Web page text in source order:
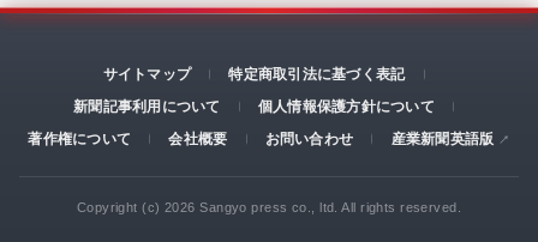
サイトマップ
特定商取引法に基づく表記
新聞記事利用について
個人情報保護方針について
著作権について
会社概要 お問い合わせ 産業新聞英語版
Copyright (c) 2026 Sangyo press co., ltd. All rights reserved.